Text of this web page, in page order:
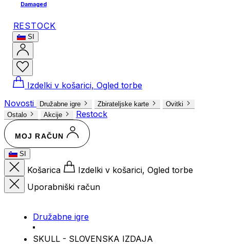
Damaged
RESTOCK
SI
Izdelki v košarici, Ogled torbe
Novosti
Družabne igre Zbirateljske karte
Ovitki
Ostalo
Akcije Restock
MOJ RAČUN
SI
Košarica
Izdelki v košarici, Ogled torbe
Uporabniški račun
Družabne igre
SKULL - SLOVENSKA IZDAJA